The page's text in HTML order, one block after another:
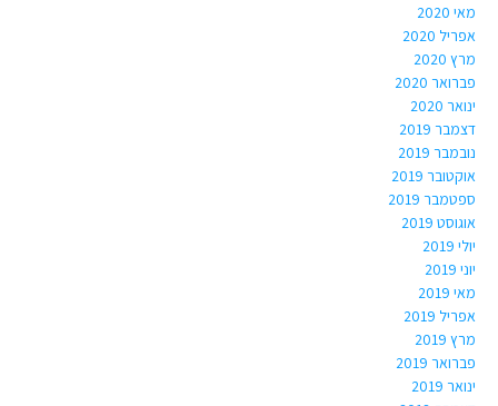
מאי 2020
אפריל 2020
מרץ 2020
פברואר 2020
ינואר 2020
דצמבר 2019
נובמבר 2019
אוקטובר 2019
ספטמבר 2019
אוגוסט 2019
יולי 2019
יוני 2019
מאי 2019
אפריל 2019
מרץ 2019
פברואר 2019
ינואר 2019